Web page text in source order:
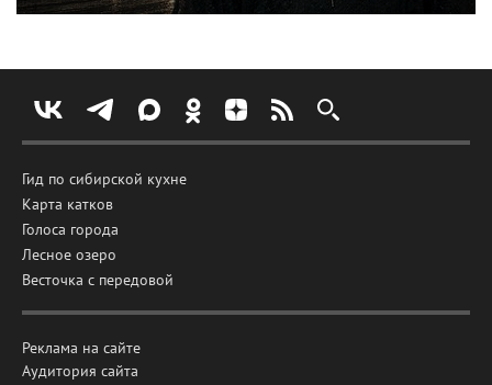
Гид по сибирской кухне
Карта катков
Голоса города
Лесное озеро
Весточка с передовой
Реклама на сайте
Аудитория сайта